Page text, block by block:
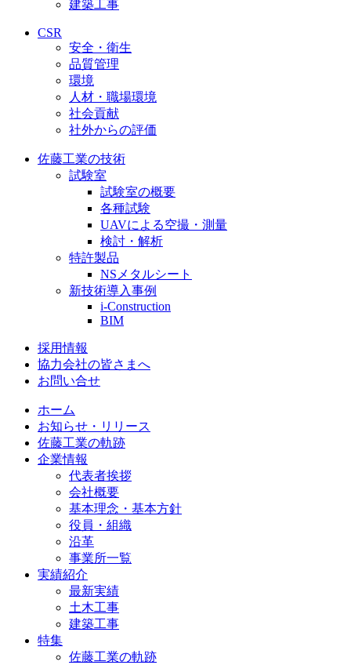
建築工事
CSR
安全・衛生
品質管理
環境
人材・職場環境
社会貢献
社外からの評価
佐藤工業の技術
試験室
試験室の概要
各種試験
UAVによる空撮・測量
検討・解析
特許製品
NSメタルシート
新技術導入事例
i-Construction
BIM
採用情報
協力会社の皆さまへ
お問い合せ
ホーム
お知らせ・リリース
佐藤工業の軌跡
企業情報
代表者挨拶
会社概要
基本理念・基本方針
役員・組織
沿革
事業所一覧
実績紹介
最新実績
土木工事
建築工事
特集
佐藤工業の軌跡